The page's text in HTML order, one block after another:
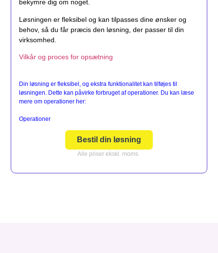
bekymre dig om noget.
Løsningen er fleksibel og kan tilpasses dine ønsker og
behov, så du får præcis den løsning, der passer til din
virksomhed.
Vilkår og proces for opsætning
Din løsning er fleksibel, og ekstra funktionalitet kan tilføjes til
løsningen. Dette kan påvirke forbruget af operationer. Du kan læse
mere om operationer her:
Operationer
Bestil din løsning
Alle priser ekskl. moms.